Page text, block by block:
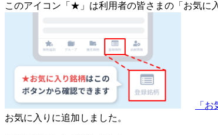
このアイコン 「★」 は利用者の皆さまの 「お気に
「
お気に入りに追加しました。